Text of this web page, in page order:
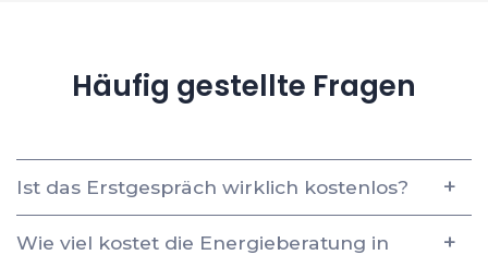
Häufig gestellte Fragen
Ist das Erstgespräch wirklich kostenlos?
Wie viel kostet die Energieberatung in